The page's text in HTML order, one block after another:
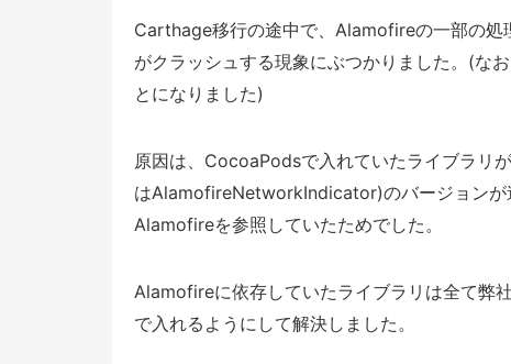
Carthage移行の途中で、Alamofireの一部の処
がクラッシュする現象にぶつかりました。(な
とになりました)
原因は、CocoaPodsで入れていたライブラ
はAlamofireNetworkIndicator)のバージョンが
Alamofireを参照していたためでした。
Alamofireに依存していたライブラリは全て弊
で入れるようにして解決しました。